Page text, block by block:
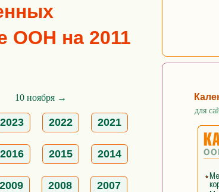
ООН на 2011
10 ноября →
2023 2022 2021
2016 2015 2014
2009 2008 2007
для